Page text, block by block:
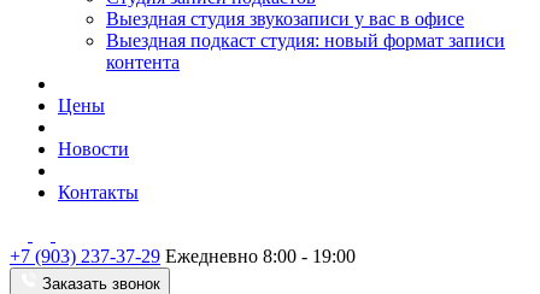
Выездная студия звукозаписи у вас в офисе
Выездная подкаст студия: новый формат записи
контента
Цены
Новости
Контакты
+7 (903) 237-37-29 Ежедневно 8:00 - 19:00
Заказать звонок